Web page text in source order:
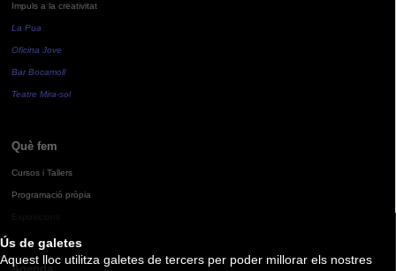
Ús de galetes
Aquest lloc utilitza galetes de tercers per poder millorar els nostres
Impuls a la creativitat
La Pua
Oficina Jove
Bar Bocamoll
Teatre Mira-sol
Què fem
Cursos i Tallers
Programació pròpia